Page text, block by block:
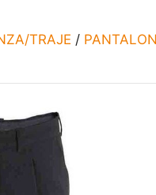
TRAJE /